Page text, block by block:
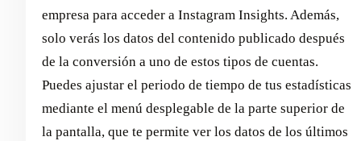
empresa para acceder a Instagram Insights. Además,
solo verás los datos del contenido publicado después
de la conversión a uno de estos tipos de cuentas.
Puedes ajustar el periodo de tiempo de tus estadísticas
mediante el menú desplegable de la parte superior de
la pantalla, que te permite ver los datos de los últimos